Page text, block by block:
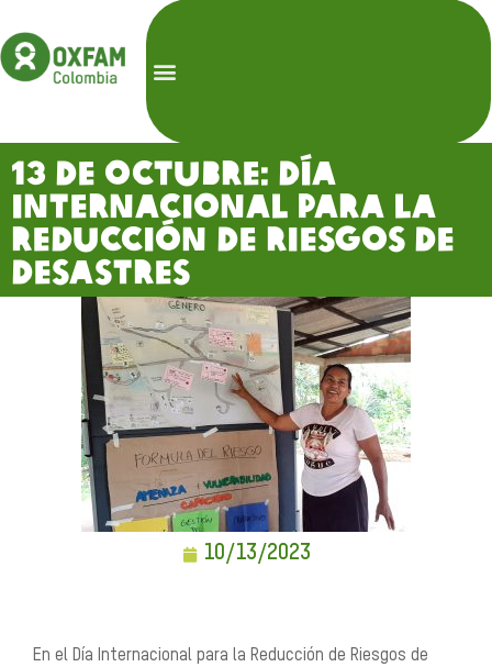
13 de octubre: Día
Internacional para la
Reducción de Riesgos de
Desastres
10/13/2023
En el Día Internacional para la Reducción de Riesgos de